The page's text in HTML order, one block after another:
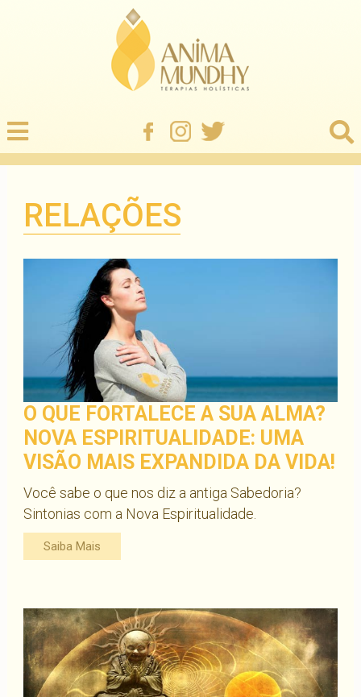
RELAÇÕES
O QUE FORTALECE A SUA ALMA?
NOVA ESPIRITUALIDADE: UMA
VISÃO MAIS EXPANDIDA DA VIDA!
Você sabe o que nos diz a antiga Sabedoria?
Sintonias com a Nova Espiritualidade.
Saiba Mais